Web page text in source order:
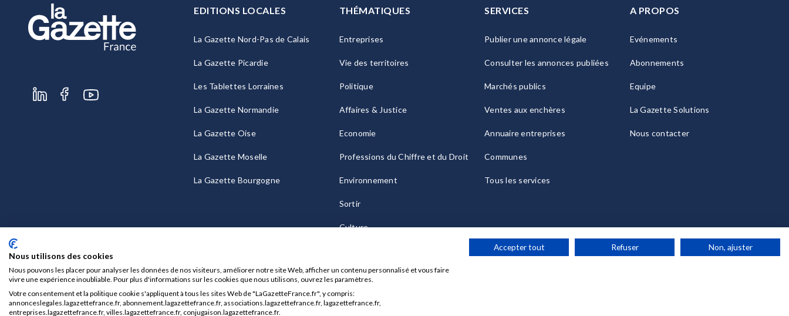
EDITIONS LOCALES
La Gazette Nord-Pas de Calais
La Gazette Picardie
Les Tablettes Lorraines
La Gazette Normandie
La Gazette Oise
La Gazette Moselle
La Gazette Bourgogne
THÉMATIQUES
Entreprises
Vie des territoires
Politique
Affaires & Justice
Economie
Professions du Chiffre et du Droit
Environnement
Sortir
Culture
SERVICES
Publier une annonce légale
Consulter les annonces publiées
Marchés publics
Ventes aux enchères
Annuaire entreprises
Communes
Tous les services
A PROPOS
Evénements
Abonnements
Equipe
La Gazette Solutions
Nous contacter
Mentions légales CGU/CGV Données personnelles Charte sur les cookies
Nous utilisons des cookies
Nous pouvons les placer pour analyser les données de nos visiteurs, améliorer notre site Web, afficher un contenu personnalisé et vous faire
vivre une expérience inoubliable. Pour plus d'informations sur les cookies que nous utilisons, ouvrez les paramètres.
Votre consentement et la politique cookie s'appliquent à tous les sites Web de "LaGazetteFrance.fr", y compris:
annonceslegales.lagazettefrance.fr, abonnement.lagazettefrance.fr, associations.lagazettefrance.fr, lagazettefrance.fr,
entreprises.lagazettefrance.fr, villes.lagazettefrance.fr, conjugaison.lagazettefrance.fr.
Accepter tout Refuser Non, ajuster